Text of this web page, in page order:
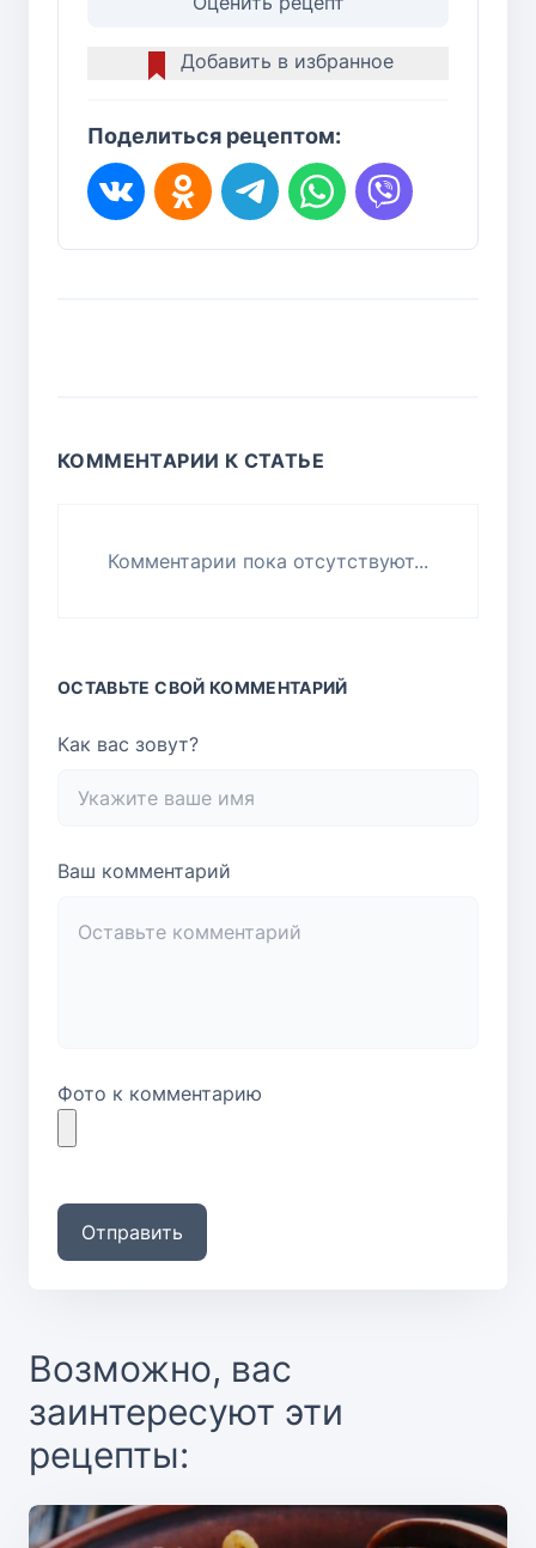
Добавить в избранное
Поделиться рецептом:
КОММЕНТАРИИ К СТАТЬЕ
Комментарии пока отсутствуют...
ОСТАВЬТЕ СВОЙ КОММЕНТАРИЙ
Как вас зовут?
Ваш комментарий
Фото к комментарию
Отправить
Возможно, вас
заинтересуют эти
рецепты: